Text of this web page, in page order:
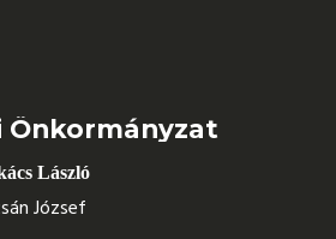
Önkormányzat
László
József